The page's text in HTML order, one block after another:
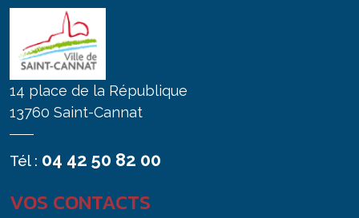
14 place de la République
13760 Saint-Cannat
Tél : 04 42 50 82 00
VOS CONTACTS